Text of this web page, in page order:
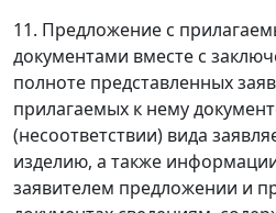
11. Предложение с
документами вместе с
полноте представленных
прилагаемых к нему
(несоответствии) вида
изделию, а также
заявителем предложении и